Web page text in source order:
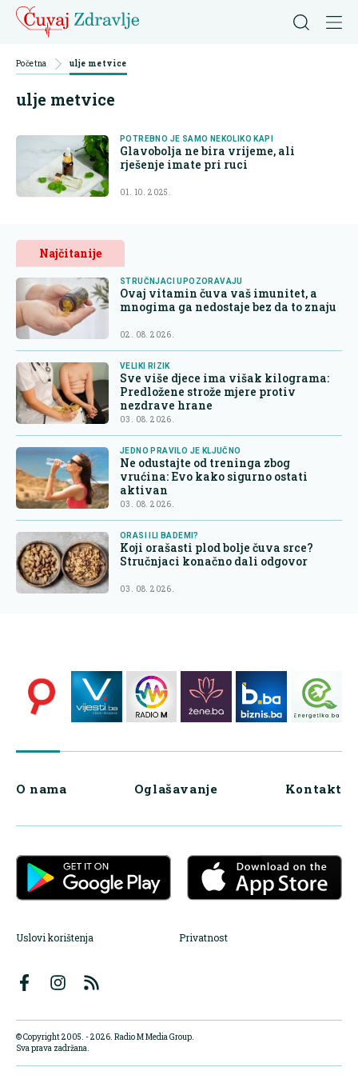
Početna ulje metvice
ulje metvice
POTREBNO JE SAMO NEKOLIKO KAPI
Glavobolja ne bira vrijeme, ali
rješenje imate pri ruci
01. 10. 2025.
Najčitanije
STRUČNJACI UPOZORAVAJU
Ovaj vitamin čuva vaš imunitet, a
mnogima ga nedostaje bez da to znaju
02. 08. 2026.
VELIKI RIZIK
Sve više djece ima višak kilograma:
Predložene strože mjere protiv
nezdrave hrane
03. 08. 2026.
JEDNO PRAVILO JE KLJUČNO
Ne odustajte od treninga zbog
vrućina: Evo kako sigurno ostati
aktivan
03. 08. 2026.
ORASI ILI BADEMI?
Koji orašasti plod bolje čuva srce?
Stručnjaci konačno dali odgovor
03. 08. 2026.
O nama Oglašavanje Kontakt
Uslovi korištenja Privatnost
© Copyright 2005. - 2026. Radio M Media Group.
Sva prava zadržana.